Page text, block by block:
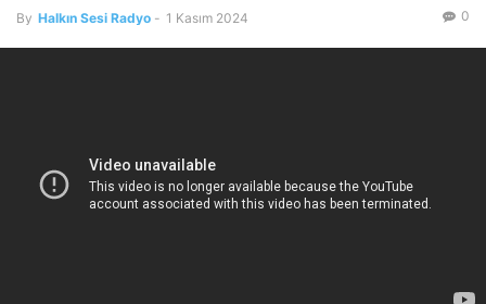
By Halkın Sesi Radyo - 1 Kasım 2024 0